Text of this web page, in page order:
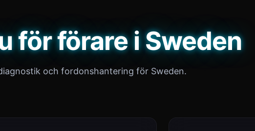
för förare i Sweden
och fordonshantering för Sweden.